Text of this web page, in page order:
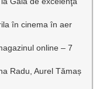
în cinema în aer
online – 7
Radu, Aurel Tămaș